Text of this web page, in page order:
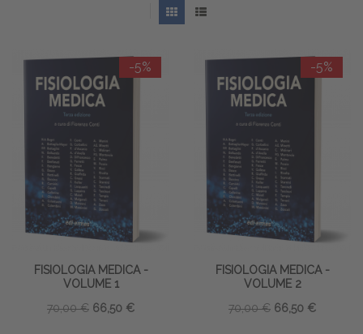
-5%
FISIOLOGIA MEDICA -
VOLUME 1
70,00 € 66,50 €
-5%
FISIOLOGIA MEDICA -
VOLUME 2
70,00 € 66,50 €